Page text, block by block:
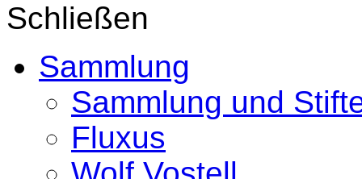
Schließen
Sammlung
Sammlung und
Fluxus